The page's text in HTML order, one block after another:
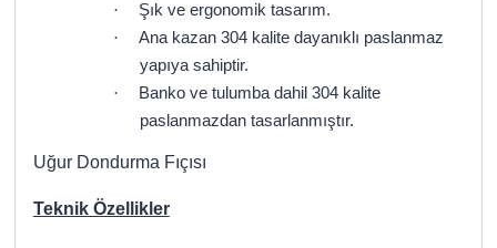
·
Şık ve ergonomik tasarım.
·
Ana kazan 304 kalite dayanıklı paslanmaz
yapıya sahiptir.
·
Banko ve tulumba dahil 304 kalite
paslanmazdan tasarlanmıştır.
Uğur Dondurma Fıçısı
Teknik Özellikler